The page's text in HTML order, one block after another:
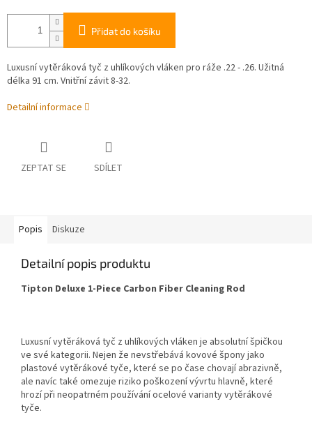
Přidat do košíku
Luxusní vytěráková tyč z uhlíkových vláken pro ráže .22 - .26. Užitná
délka 91 cm. Vnitřní závit 8-32.
Detailní informace
ZEPTAT SE SDÍLET
Popis Diskuze
Detailní popis produktu
Tipton Deluxe 1-Piece Carbon Fiber Cleaning Rod
Luxusní vytěráková tyč z uhlíkových vláken je absolutní špičkou
ve své kategorii. Nejen že nevstřebává kovové špony jako
plastové vytěrákové tyče, které se po čase chovají abrazivně,
ale navíc také omezuje riziko poškození vývrtu hlavně, které
hrozí při neopatrném používání ocelové varianty vytěrákové
tyče.